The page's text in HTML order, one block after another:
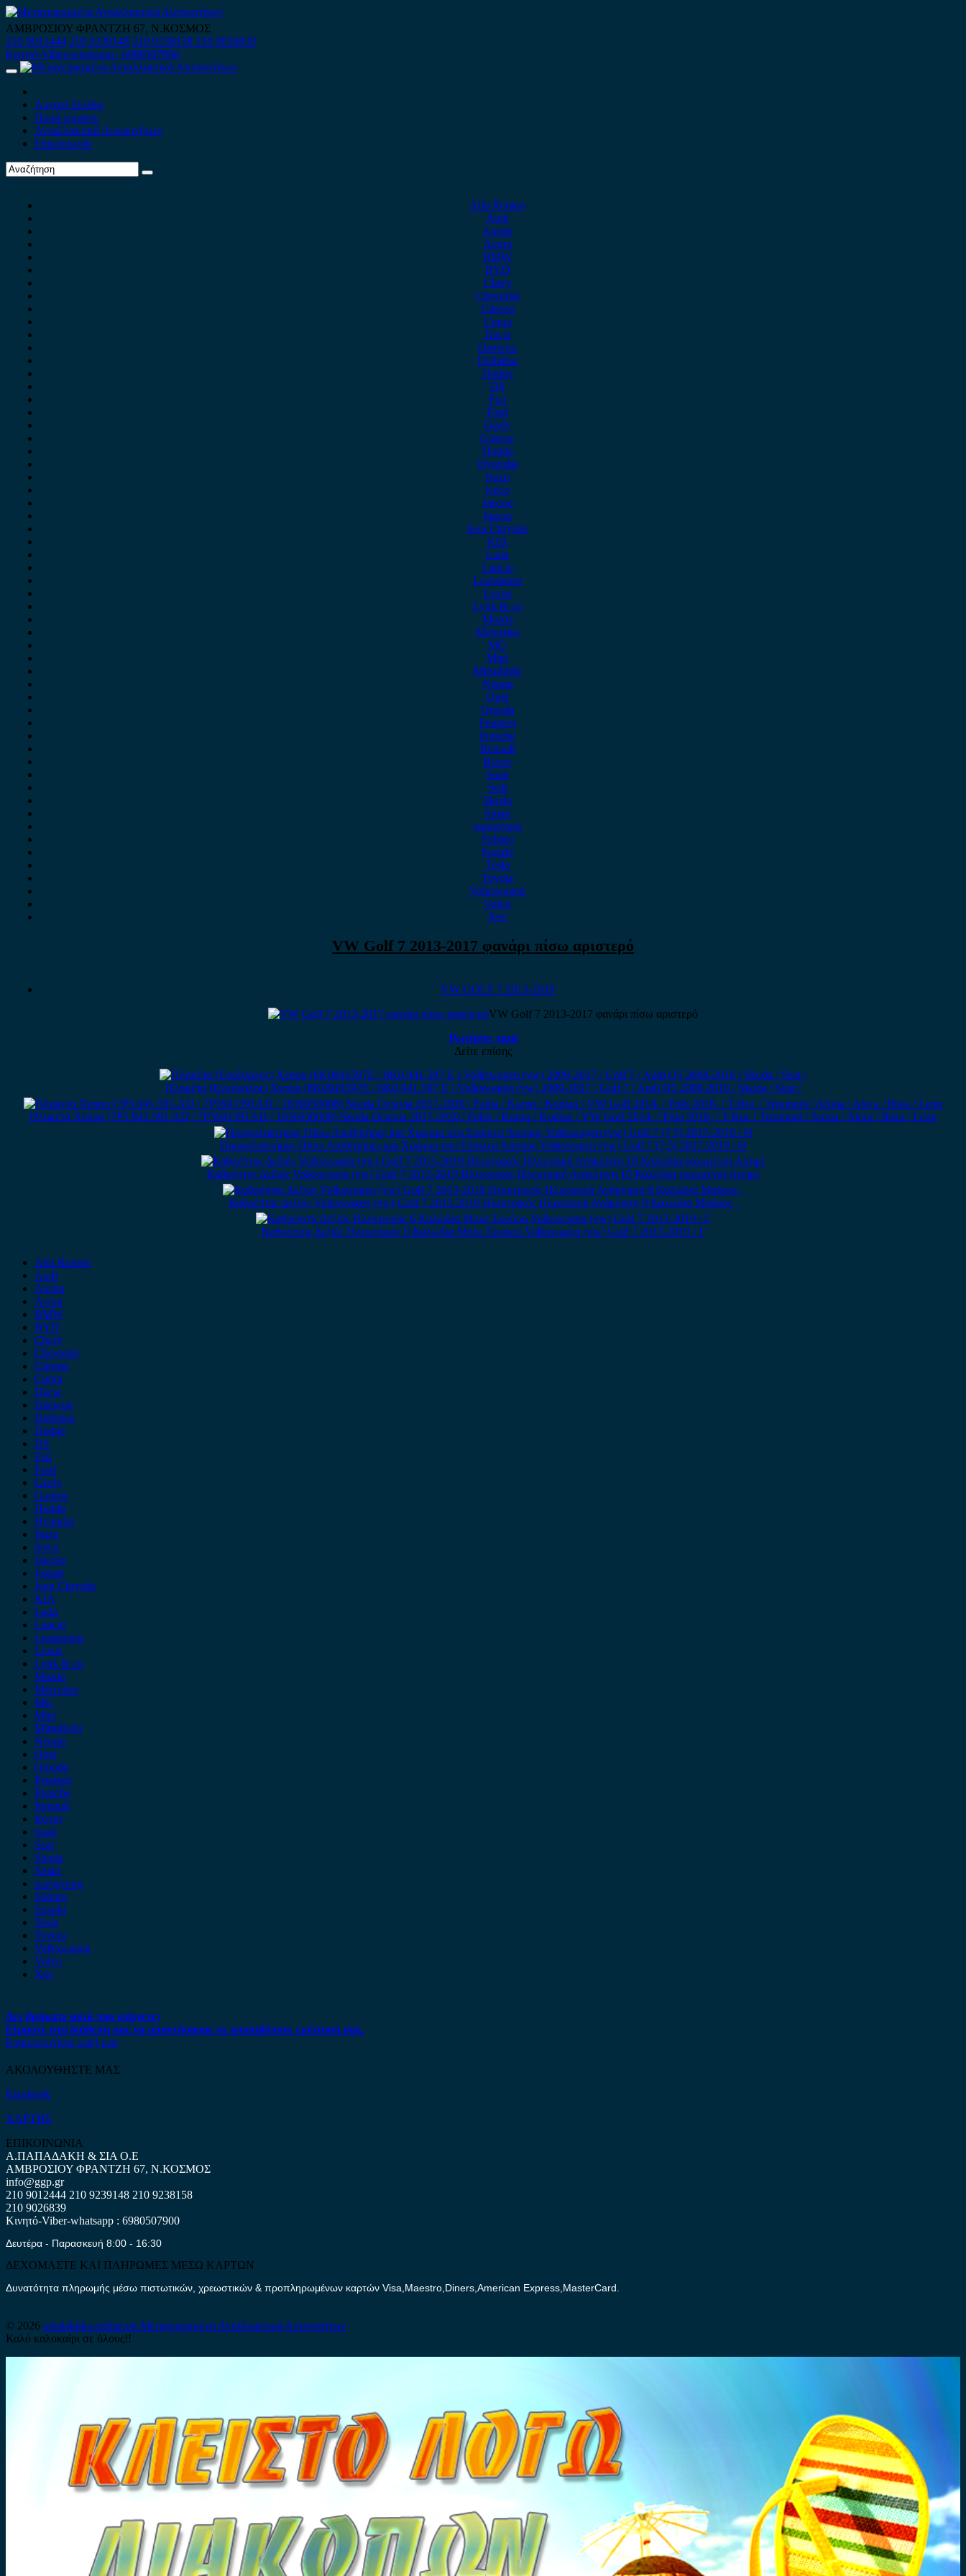
Skip
to
content
ΑΜΒΡΟΣΙΟΥ ΦΡΑΝΤΖΗ 67, Ν.ΚΟΣΜΟΣ
210 9012444 210 9239148 210 9238158 210 9026839
Κινητό-Viber-whatsapp : 6980507900
Primary
Αρχική Σελίδα
Ποιοί είμαστε
Ανταλλακτικά Αυτοκινήτων
Επικοινωνία
Alfa Romeo
Audi
Austin
Acura
BMW
BYD
Chery
Chevrolet
Citroen
Cupra
Dacia
Daewoo
Daihatsu
Dodge
DS
Fiat
Ford
Geely
Gonow
Honda
Hyundai
Isuzu
iveco
Jaecoo
Jaguar
Jeep Chrysler
KIA
Lada
Lancia
Leapmotor
Lexus
Lynk & co
Mazda
Mercedes
MG
Mini
Mitsubishi
Nissan
Opel
Omoda
Peugeot
Porsche
Renault
Rover
Saab
Seat
Skoda
Smart
ssangyong
Subaru
Suzuki
Tesla
Toyota
Volkswagen
Volvo
Xev
VW Golf 7 2013-2017 φανάρι πίσω αριστερό
VW GOLF 7 2013-2019
VW Golf 7 2013-2017 φανάρι πίσω αριστερό
Ρωτήστε τιμή
Δείτε επίσης
Πλακέτα (Εγκέφαλος) Xenon (8K0941597E / 8K0.941.597 E ) Volkswagen (vw) 2009-2017 / Golf 7 / Audi Q5 2008-2016 / Skoda / Seat /
Πλακέτα Xenon (7P5.941.591.AD / 7P5941591AD / 1036050008) Skoda Octavia 2017-2020 / Fabia / Karoq / Kodiaq / VW Golf 2014- / Polo 2018- / T-Roc / Teramont / Arona / Ateca / Ibiza / Leon
Προφυλακτήρας Πίσω Αισθητήρες και Χρώμιο στο Σπόιλερ Άσπρος Volkswagen (vw) Golf 7 (7,5) 2017-2019 / Θ
Καθρέπτης Δεξιός Volkswagen (vw) Golf 7 2013-2019 Ηλεκτρικός Ηλεκτρική Ανάκληση 10 Καλώδια (κομμένα) Ασημί
Καθρέπτης Δεξιός Volkswagen (vw) Golf 7 2013-2019 Ηλεκτρικός Ηλεκτρική Ανάκληση 9 Καλώδια Μαύρος ,
Καθρέπτης Δεξιός Ηλεκτρικός 6 Καλώδια Μπλε Σκούρο Volkswagen (vw) Golf 7 2013-2019 / Γ
Alfa Romeo
Audi
Austin
Acura
BMW
BYD
Chery
Chevrolet
Citroen
Cupra
Dacia
Daewoo
Daihatsu
Dodge
DS
Fiat
Ford
Geely
Gonow
Honda
Hyundai
Isuzu
iveco
Jaecoo
Jaguar
Jeep Chrysler
KIA
Lada
Lancia
Leapmotor
Lexus
Lynk & co
Mazda
Mercedes
MG
Mini
Mitsubishi
Nissan
Opel
Omoda
Peugeot
Porsche
Renault
Rover
Saab
Seat
Skoda
Smart
ssangyong
Subaru
Suzuki
Tesla
Toyota
Volkswagen
Volvo
Xev
Δεν βρήκατε αυτό που ψάχνετε;
Είμαστε στη διάθεση σας να απαντήσουμε σε οποιαδήποτε ερώτηση σας.
Επικοινωνήστε μαζί μας
ΑΚΟΛΟΥΘΗΣΤΕ ΜΑΣ
Facebook
ΧΑΡΤΗΣ
ΕΠΙΚΟΙΝΩΝΙΑ
Α.ΠΑΠΑΔΑΚΗ & ΣΙΑ Ο.Ε
ΑΜΒΡΟΣΙΟΥ ΦΡΑΝΤΖΗ 67, Ν.ΚΟΣΜΟΣ
info@ggp.gr
210 9012444 210 9239148 210 9238158
210 9026839
Κινητό-Viber-whatsapp : 6980507900
Δευτέρα - Παρασκευή 8:00 - 16:30
ΔΕΧΟΜΑΣΤΕ ΚΑΙ ΠΛΗΡΩΜΕΣ ΜΕΣΩ ΚΑΡΤΩΝ
Δυνατότητα πληρωμής μέσω πιστωτικών, χρεωστικών & προπληρωμένων καρτών Visa,Maestro,Diners,American Express,MasterCard.
© 2026 antalaktika-online.eu Μεταχειρισμένα Ανταλλακτικά Αυτοκινήτων
Καλό καλοκαίρι σε όλους!!